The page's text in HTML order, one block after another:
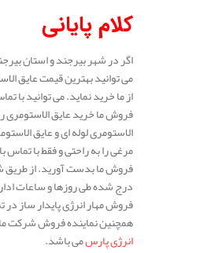
کلام پایانی
اگر در شهر بیرجند و استان
می توانید بهترین قیمت عایق
از ما خرید نماید. می توانید با
فروش ما خرید عایق الاستومری
الاستومری لوله ای و عایق
مرغی را به راحتی و فقط با تماس
فروش ما بدست آورید. از
درج شده طی روزها و ساعات
فروش مهار انرژی پایدار ساز
همچنین نماینده فروش شرکت
انرژی پارسمی باشد.